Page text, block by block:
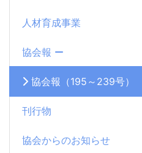
人材育成事業
協会報
協会報（195～239号）
刊行物
協会からのお知らせ